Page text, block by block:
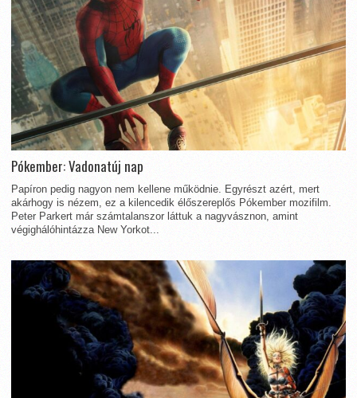
Pókember: Vadonatúj nap
Papíron pedig nagyon nem kellene működnie. Egyrészt azért, mert
akárhogy is nézem, ez a kilencedik élőszereplős Pókember mozifilm.
Peter Parkert már számtalanszor láttuk a nagyvásznon, amint
végighálóhintázza New Yorkot...